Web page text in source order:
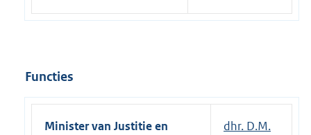
Functies
Minister van Justitie en
dhr. D.M.